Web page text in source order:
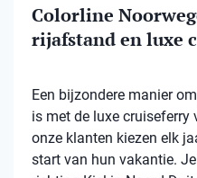
Colorline
rijafstand en luxe
Een bijzondere manier
is met de luxe cruiseferry
onze klanten kiezen elk
start van hun vakantie.